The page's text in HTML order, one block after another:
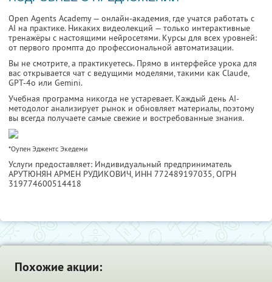
Open Agents Academy — онлайн-академия, где учатся работать с
AI на практике. Никаких видеолекций — только интерактивные
тренажёры с настоящими нейросетями. Курсы для всех уровней:
от первого промпта до профессиональной автоматизации.
Вы не смотрите, а практикуетесь. Прямо в интерфейсе урока для
вас открывается чат с ведущими моделями, такими как Claude,
GPT-4o или Gemini.
Учебная программа никогда не устаревает. Каждый день AI-
методолог анализирует рынок и обновляет материалы, поэтому
вы всегда получаете самые свежие и востребованные знания.
*Оупен Эджентс Экедеми
Услуги предоставляет: Индивидуальный предприниматель
АРУТЮНЯН АРМЕН РУДИКОВИЧ, ИНН 772489197035, ОГРН
319774600514418
Похожие акции: